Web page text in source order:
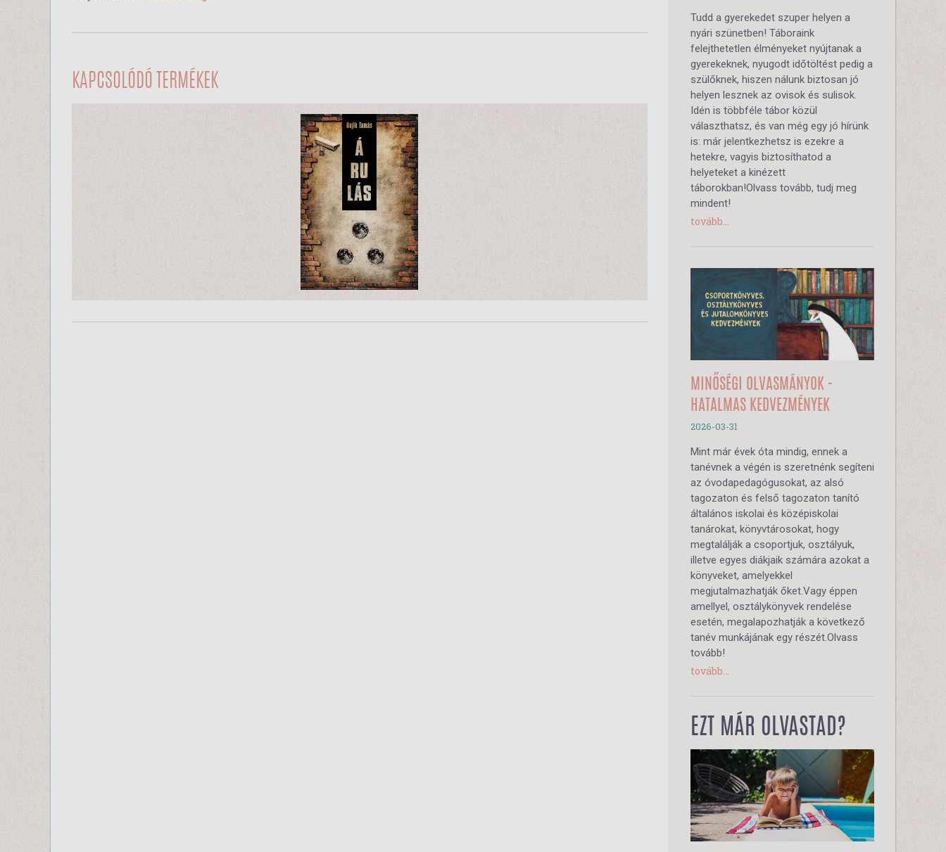
KAPCSOLÓDÓ TERMÉKEK
3490 Ft
Tudd a gyerekedet szuper helyen a
nyári szünetben! Táboraink
felejthetetlen élményeket nyújtanak a
gyerekeknek, nyugodt időtöltést pedig a
szülőknek, hiszen nálunk biztosan jó
helyen lesznek az ovisok és sulisok.
Idén is többféle tábor közül
választhatsz, és van még egy jó hírünk
is: már jelentkezhetsz is ezekre a
hetekre, vagyis biztosíthatod a
helyeteket a kinézett
táborokban!Olvass tovább, tudj meg
mindent!
tovább...
MINŐSÉGI OLVASMÁNYOK -
HATALMAS KEDVEZMÉNYEK
2026-03-31
Mint már évek óta mindig, ennek a
tanévnek a végén is szeretnénk segíteni
az óvodapedagógusokat, az alsó
tagozaton és felső tagozaton tanító
általános iskolai és középiskolai
tanárokat, könyvtárosokat, hogy
megtalálják a csoportjuk, osztályuk,
illetve egyes diákjaik számára azokat a
könyveket, amelyekkel
megjutalmazhatják őket.Vagy éppen
amellyel, osztálykönyvek rendelése
esetén, megalapozhatják a következő
tanév munkájának egy részét.Olvass
tovább!
tovább...
EZT MÁR OLVASTAD?